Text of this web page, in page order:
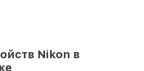
Nikon в